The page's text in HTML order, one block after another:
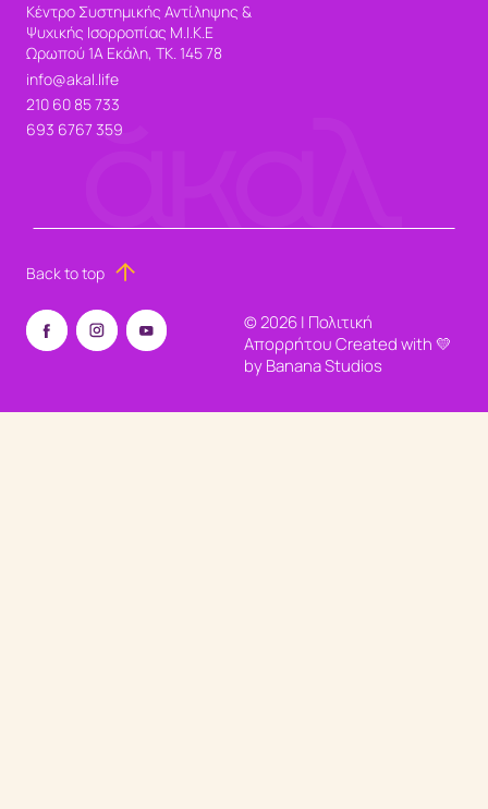
Κέντρο Συστημικής Αντίληψης &
Ψυχικής Ισορροπίας Μ.Ι.Κ.Ε
Ωρωπού 1Α Εκάλη, ΤΚ. 145 78
info@akal.life
210 60 85 733
693 6767 359
Back to top
©2026 | Πολιτική
Απορρήτου Created with 💛
by Banana Studios